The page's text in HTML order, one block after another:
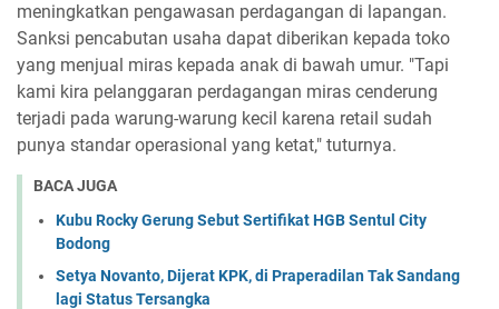
meningkatkan pengawasan perdagangan di lapangan.
Sanksi pencabutan usaha dapat diberikan kepada toko
yang menjual miras kepada anak di bawah umur. "Tapi
kami kira pelanggaran perdagangan miras cenderung
terjadi pada warung-warung kecil karena retail sudah
punya standar operasional yang ketat," tuturnya.
BACA JUGA
Kubu Rocky Gerung Sebut Sertifikat HGB Sentul City
Bodong
Setya Novanto, Dijerat KPK, di Praperadilan Tak Sandang
lagi Status Tersangka